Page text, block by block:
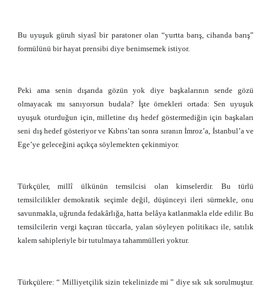
Bu uyuşuk güruh siyasî bir paratoner olan “yurtta barış, cihanda barış”
formülünü bir hayat prensibi diye benimsemek istiyor.
Peki ama senin dışarıda gözün yok diye başkalarının sende gözü
olmayacak mı sanıyorsun budala? İşte örnekleri ortada: Sen uyuşuk
uyuşuk oturduğun için, milletine dış hedef göstermediğin için başkaları
seni dış hedef gösteriyor ve Kıbrıs’tan sonra sıranın İmroz’a, İstanbul’a ve
Ege’ye geleceğini açıkça söylemekten çekinmiyor.
Türkçüler, millî ülkünün temsilcisi olan kimselerdir. Bu türlü
temsilcilikler demokratik seçimle değil, düşünceyi ileri sürmekle, onu
savunmakla, uğrunda fedakârlığa, hatta belâya katlanmakla elde edilir. Bu
temsilcilerin vergi kaçıran tüccarla, yalan söyleyen politikacı ile, satılık
kalem sahipleriyle bir tutulmaya tahammülleri yoktur.
Türkçülere: “ Milliyetçilik sizin tekelinizde mi ” diye sık sık sorulmuştur.